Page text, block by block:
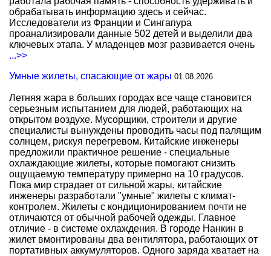
обрабатывать информацию здесь и сейчас.
Исследователи из Франции и Сингапура
проанализировали данные 502 детей и выделили два
ключевых этапа. У младенцев мозг развивается очень
...>>
Умные жилеты, спасающие от жары 01.08.2026
Летняя жара в больших городах все чаще становится
серьезным испытанием для людей, работающих на
открытом воздухе. Мусорщики, строители и другие
специалисты вынуждены проводить часы под палящим
солнцем, рискуя перегревом. Китайские инженеры
предложили практичное решение - специальные
охлаждающие жилеты, которые помогают снизить
ощущаемую температуру примерно на 10 градусов.
Пока мир страдает от сильной жары, китайские
инженеры разработали "умные" жилеты с климат-
контролем. Жилеты с кондиционированием почти не
отличаются от обычной рабочей одежды. Главное
отличие - в системе охлаждения. В городе Нанкин в
жилет вмонтированы два вентилятора, работающих от
портативных аккумуляторов. Одного заряда хватает на